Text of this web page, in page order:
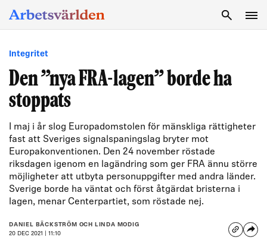
Integritet
Den ”nya FRA-lagen” borde ha
stoppats
I maj i år slog Europadomstolen för mänskliga rättigheter
fast att Sveriges signalspaningslag bryter mot
Europakonventionen. Den 24 november röstade
riksdagen igenom en lagändring som ger FRA ännu större
möjligheter att utbyta personuppgifter med andra länder.
Sverige borde ha väntat och först åtgärdat bristerna i
lagen, menar Centerpartiet, som röstade nej.
DANIEL BÄCKSTRÖM OCH LINDA MODIG
20 DEC 2021 | 11:10